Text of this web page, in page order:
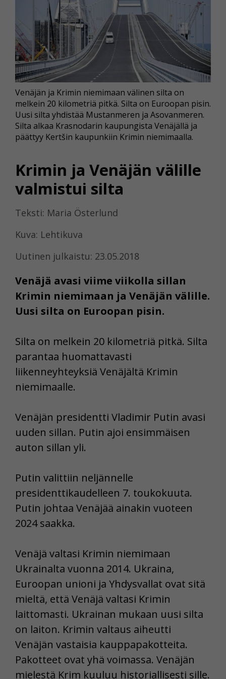
Krimin ja Venäjän välille
valmistui silta
Teksti: Maria Österlund
Kuva: Lehtikuva
Uutinen julkaistu: 23.05.2018
Venäjä avasi viime viikolla sillan
Krimin niemimaan ja Venäjän välille.
Uusi silta on Euroopan pisin.
Venäjän ja Krimin niemimaan välinen silta on
melkein 20 kilometriä pitkä. Silta on Euroopan pisin.
Uusi silta yhdistää Mustanmeren ja Asovanmeren.
Silta alkaa Krasnodarin kaupungista Venäjällä ja
päättyy Kertšin kaupunkiin Krimin niemimaalla.
Silta on melkein 20 kilometriä pitkä. Silta
parantaa huomattavasti
liikenneyhteyksiä Venäjältä Krimin
niemimaalle.
Venäjän presidentti Vladimir Putin avasi
uuden sillan. Putin ajoi ensimmäisen
auton sillan yli.
Putin valittiin neljännelle
presidenttikaudelleen 7. toukokuuta.
Putin johtaa Venäjää ainakin vuoteen
2024 saakka.
Venäjä valtasi Krimin niemimaan
Ukrainalta vuonna 2014. Ukraina,
Euroopan unioni ja Yhdysvallat ovat sitä
mieltä, että Venäjä valtasi Krimin
laittomasti. Ukrainan mukaan uusi silta
on laiton. Krimin valtaus aiheutti
Venäjän vastaisia kauppapakotteita.
Pakotteet ovat yhä voimassa. Venäjän
mielestä Krim kuuluu historiallisesti sille.